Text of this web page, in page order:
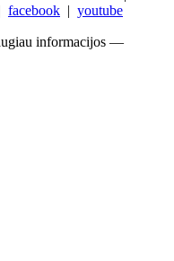
facebook | youtube
informacijos —